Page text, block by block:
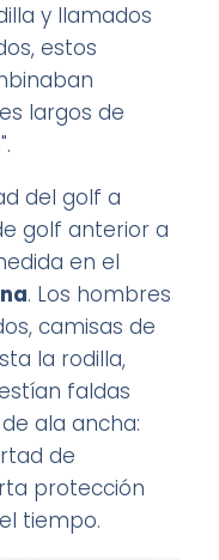
y llamados
estos
largos de
del golf a
golf anterior a
en el
. Los hombres
camisas de
la rodilla,
faldas
ala ancha:
de
protección
tiempo.